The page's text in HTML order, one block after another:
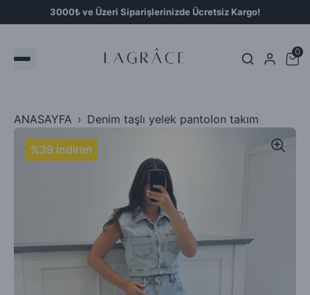
3000₺ ve Üzeri Siparişlerinizde Ücretsiz Kargo!
0
ANASAYFA Denim taşlı yelek pantolon takım
%39 İndirim